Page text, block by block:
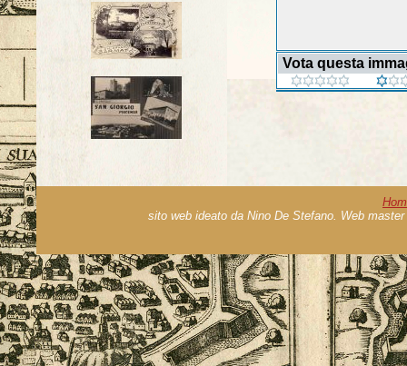
Vota questa
sito web ideato da Nino De Stefano. Web